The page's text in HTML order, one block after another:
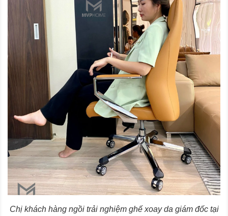
Chị khách hàng ngồi trải nghiệm ghế xoay da giám đốc tại